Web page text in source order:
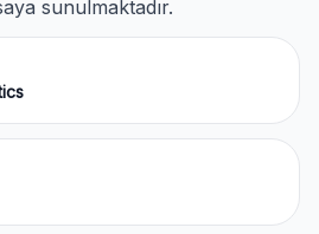
sunulmaktadır.